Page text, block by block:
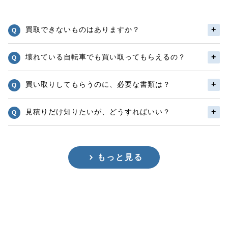
買取できないものはありますか？
壊れている自転車でも買い取ってもらえるの？
買い取りしてもらうのに、必要な書類は？
見積りだけ知りたいが、どうすればいい？
もっと見る